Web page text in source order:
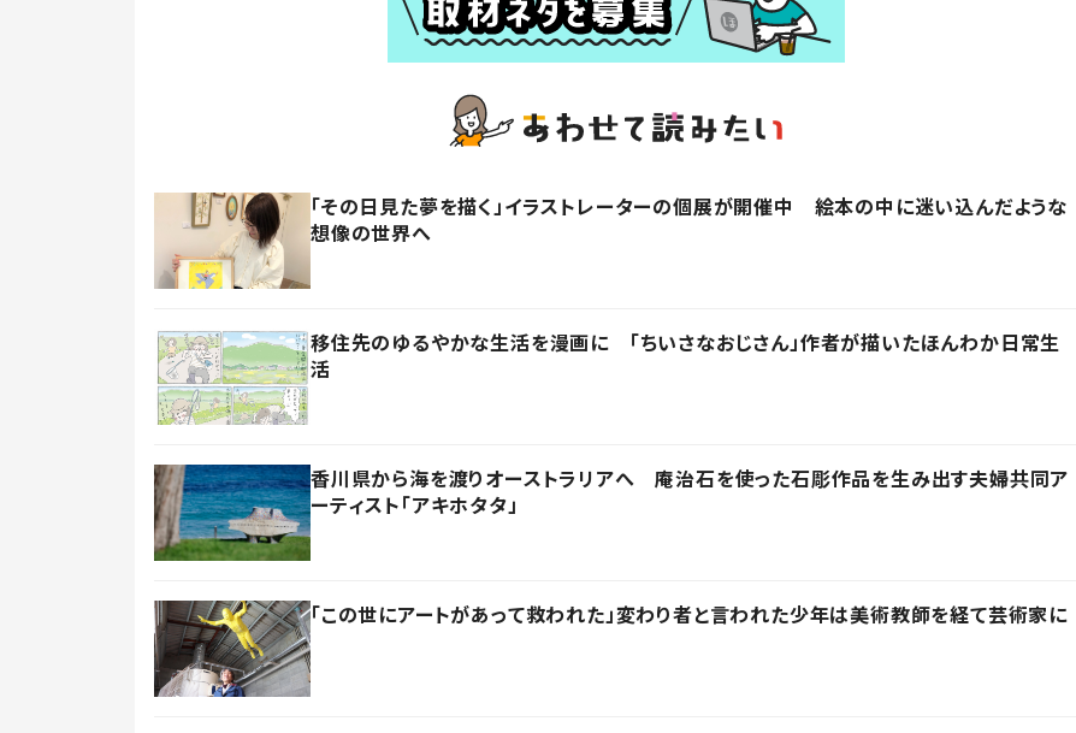
「その日見た夢を描く」イラストレーターの個展が開催中 絵本の中に迷い込んだような
想像の世界へ
移住先のゆるやかな生活を漫画に 「ちいさなおじさん」作者が描いたほんわか日常生
活
香川県から海を渡りオーストラリアへ 庵治石を使った石彫作品を生み出す夫婦共同ア
ーティスト「アキホタタ」
「この世にアートがあって救われた」変わり者と言われた少年は美術教師を経て芸術家に